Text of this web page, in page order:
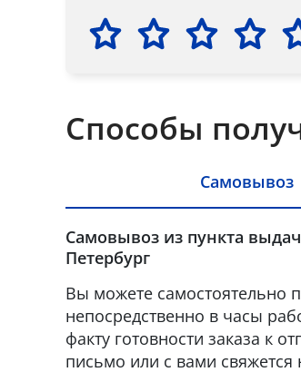
Способы
Самовывоз
Самовывоз из пункта
Петербург
Вы можете самостоятельно
непосредственно в часы
факту готовности заказа к
письмо или с вами